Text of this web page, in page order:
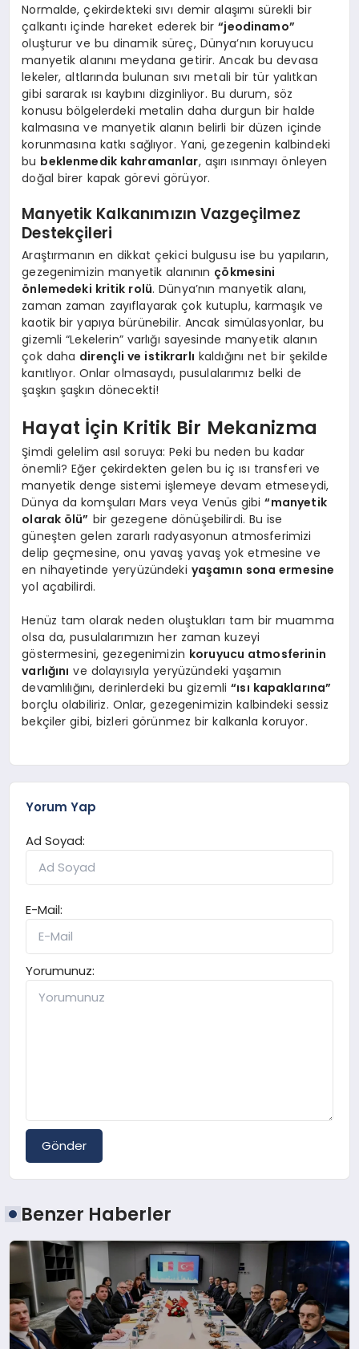
Normalde, çekirdekteki sıvı demir alaşımı sürekli bir
çalkantı içinde hareket ederek bir“jeodinamo”
oluşturur ve bu dinamik süreç, Dünya’nın koruyucu
manyetik alanını meydana getirir. Ancak bu devasa
lekeler, altlarında bulunan sıvı metali bir tür yalıtkan
gibi sararak ısı kaybını dizginliyor. Bu durum, söz
konusu bölgelerdeki metalin daha durgun bir halde
kalmasına ve manyetik alanın belirli bir düzen içinde
korunmasına katkı sağlıyor. Yani, gezegenin kalbindeki
bu beklenmedik kahramanlar, aşırı ısınmayı önleyen
doğal birer kapak görevi görüyor.
Manyetik Kalkanımızın Vazgeçilmez
Destekçileri
Araştırmanın en dikkat çekici bulgusu ise bu yapıların,
gezegenimizin manyetik alanının çökmesini
önlemedeki kritik rolü. Dünya’nın manyetik alanı,
zaman zaman zayıflayarak çok kutuplu, karmaşık ve
kaotik bir yapıya bürünebilir. Ancak simülasyonlar, bu
gizemli “Lekelerin” varlığı sayesinde manyetik alanın
çok daha dirençli ve istikrarlı kaldığını net bir şekilde
kanıtlıyor. Onlar olmasaydı, pusulalarımız belki de
şaşkın şaşkın dönecekti!
Hayat İçin Kritik Bir Mekanizma
Şimdi gelelim asıl soruya: Peki bu neden bu kadar
önemli? Eğer çekirdekten gelen bu iç ısı transferi ve
manyetik denge sistemi işlemeye devam etmeseydi,
Dünya da komşuları Mars veya Venüs gibi“manyetik
olarak ölü” bir gezegene dönüşebilirdi. Bu ise
güneşten gelen zararlı radyasyonun atmosferimizi
delip geçmesine, onu yavaş yavaş yok etmesine ve
en nihayetinde yeryüzündeki yaşamın sona ermesine
yol açabilirdi.
Henüz tam olarak neden oluştukları tam bir muamma
olsa da, pusulalarımızın her zaman kuzeyi
göstermesini, gezegenimizin koruyucu atmosferinin
varlığını ve dolayısıyla yeryüzündeki yaşamın
devamlılığını, derinlerdeki bu gizemli“ısı kapaklarına”
borçlu olabiliriz. Onlar, gezegenimizin kalbindeki sessiz
bekçiler gibi, bizleri görünmez bir kalkanla koruyor.
Yorum Yap
Ad Soyad:
E-Mail:
Yorumunuz:
Gönder
Benzer Haberler